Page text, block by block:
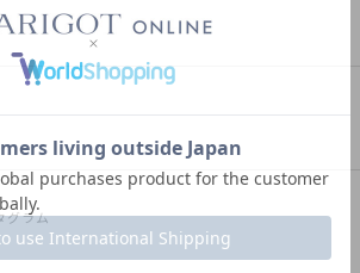
グラム